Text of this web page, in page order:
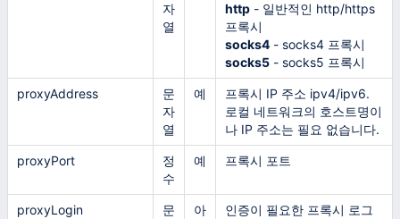
자
열
http - 일반적인 http/https
프록시
socks4 - socks4 프록시
socks5 - socks5 프록시
proxyAddress
문
자
열
예
프록시 IP 주소 ipv4/ipv6.
로컬 네트워크의 호스트명이
나 IP 주소는 필요 없습니다.
proxyPort
정
수
예 프록시 포트
proxyLogin
문
아
인증이 필요한 프록시 로그